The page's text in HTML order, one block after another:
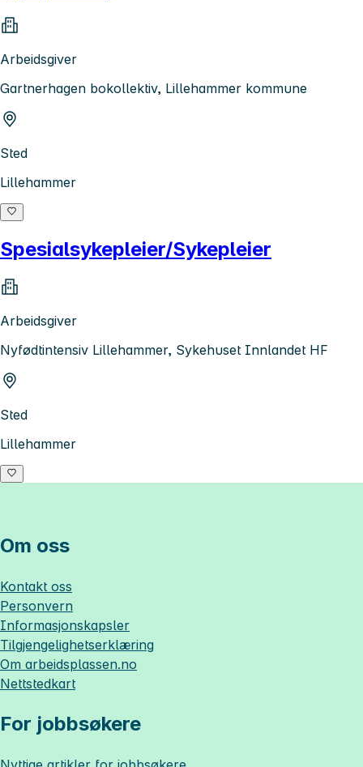
Arbeidsgiver
Gartnerhagen bokollektiv, Lillehammer kommune
Sted
Lillehammer
Spesialsykepleier/Sykepleier
Arbeidsgiver
Nyfødtintensiv Lillehammer, Sykehuset Innlandet HF
Sted
Lillehammer
Om oss
Kontakt oss
Personvern
Informasjonskapsler
Tilgjengelighetserklæring
Om arbeidsplassen.no
Nettstedkart
For jobbsøkere